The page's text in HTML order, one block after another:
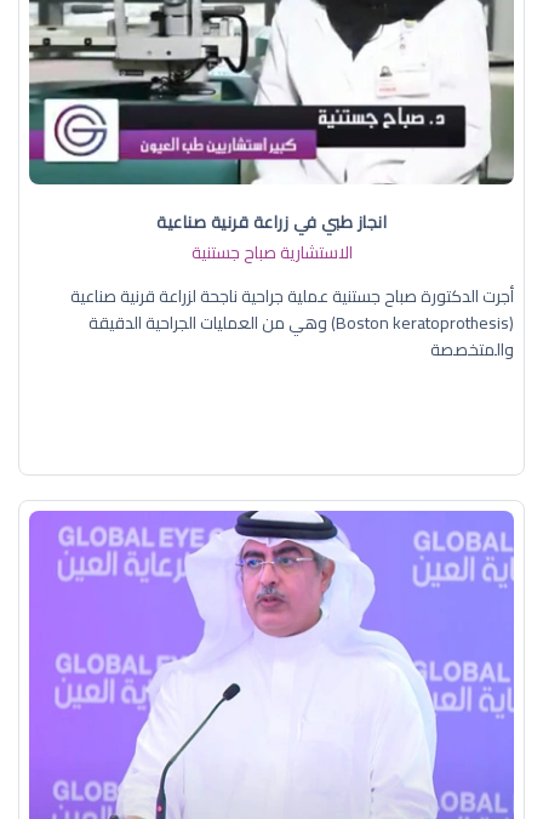
انجاز طبي في زراعة قرنية صناعية
الاستشارية صباح جستنية
أجرت الدكتورة صباح جستنية عملية جراحية ناجحة لزراعة قرنية صناعية
(Boston keratoprothesis) وهي من العمليات الجراحية الدقيقة
والمتخصصة